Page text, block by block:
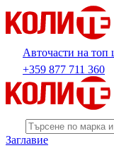
Авточасти на топ
+359 877 711 360
Заглавие